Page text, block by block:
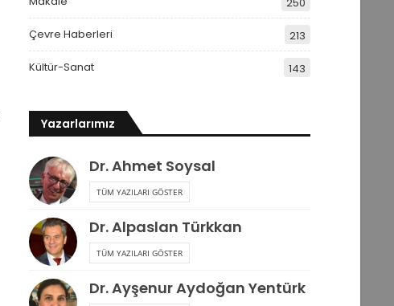
250
Çevre Haberleri 213
Kültür-Sanat 143
Yazarlarımız
Dr. Ahmet Soysal
TÜM YAZILARI GÖSTER
Dr. Alpaslan Türkkan
TÜM YAZILARI GÖSTER
Dr. Ayşenur Aydoğan Yentürk